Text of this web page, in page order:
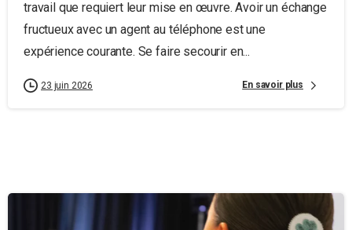
travail que requiert leur mise en œuvre. Avoir un échange
fructueux avec un agent au téléphone est une
expérience courante. Se faire secourir en...
23 juin 2026 En savoir plus